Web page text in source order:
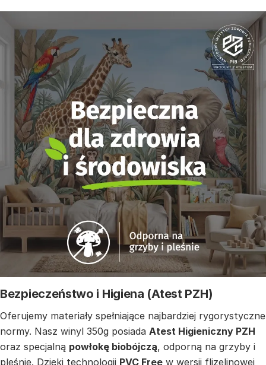
Bezpieczeństwo i Higiena (Atest PZH)
Oferujemy materiały spełniające najbardziej rygorystyczne
normy. Nasz winyl 350g posiada Atest Higieniczny PZH
oraz specjalną powłokę biobójczą, odporną na grzyby i
pleśnie. Dzięki technologii PVC Free w wersji flizelinowej